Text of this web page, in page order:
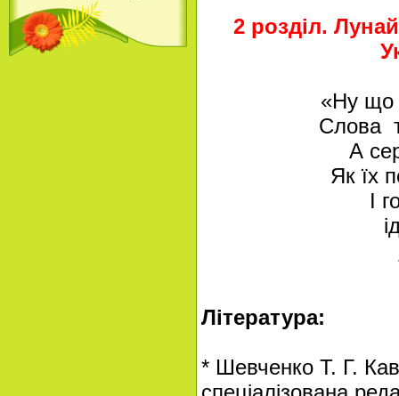
2 розділ.
«Ну що
Слова
А
Як їх
І
Література:
* Шевченко Т. Г.